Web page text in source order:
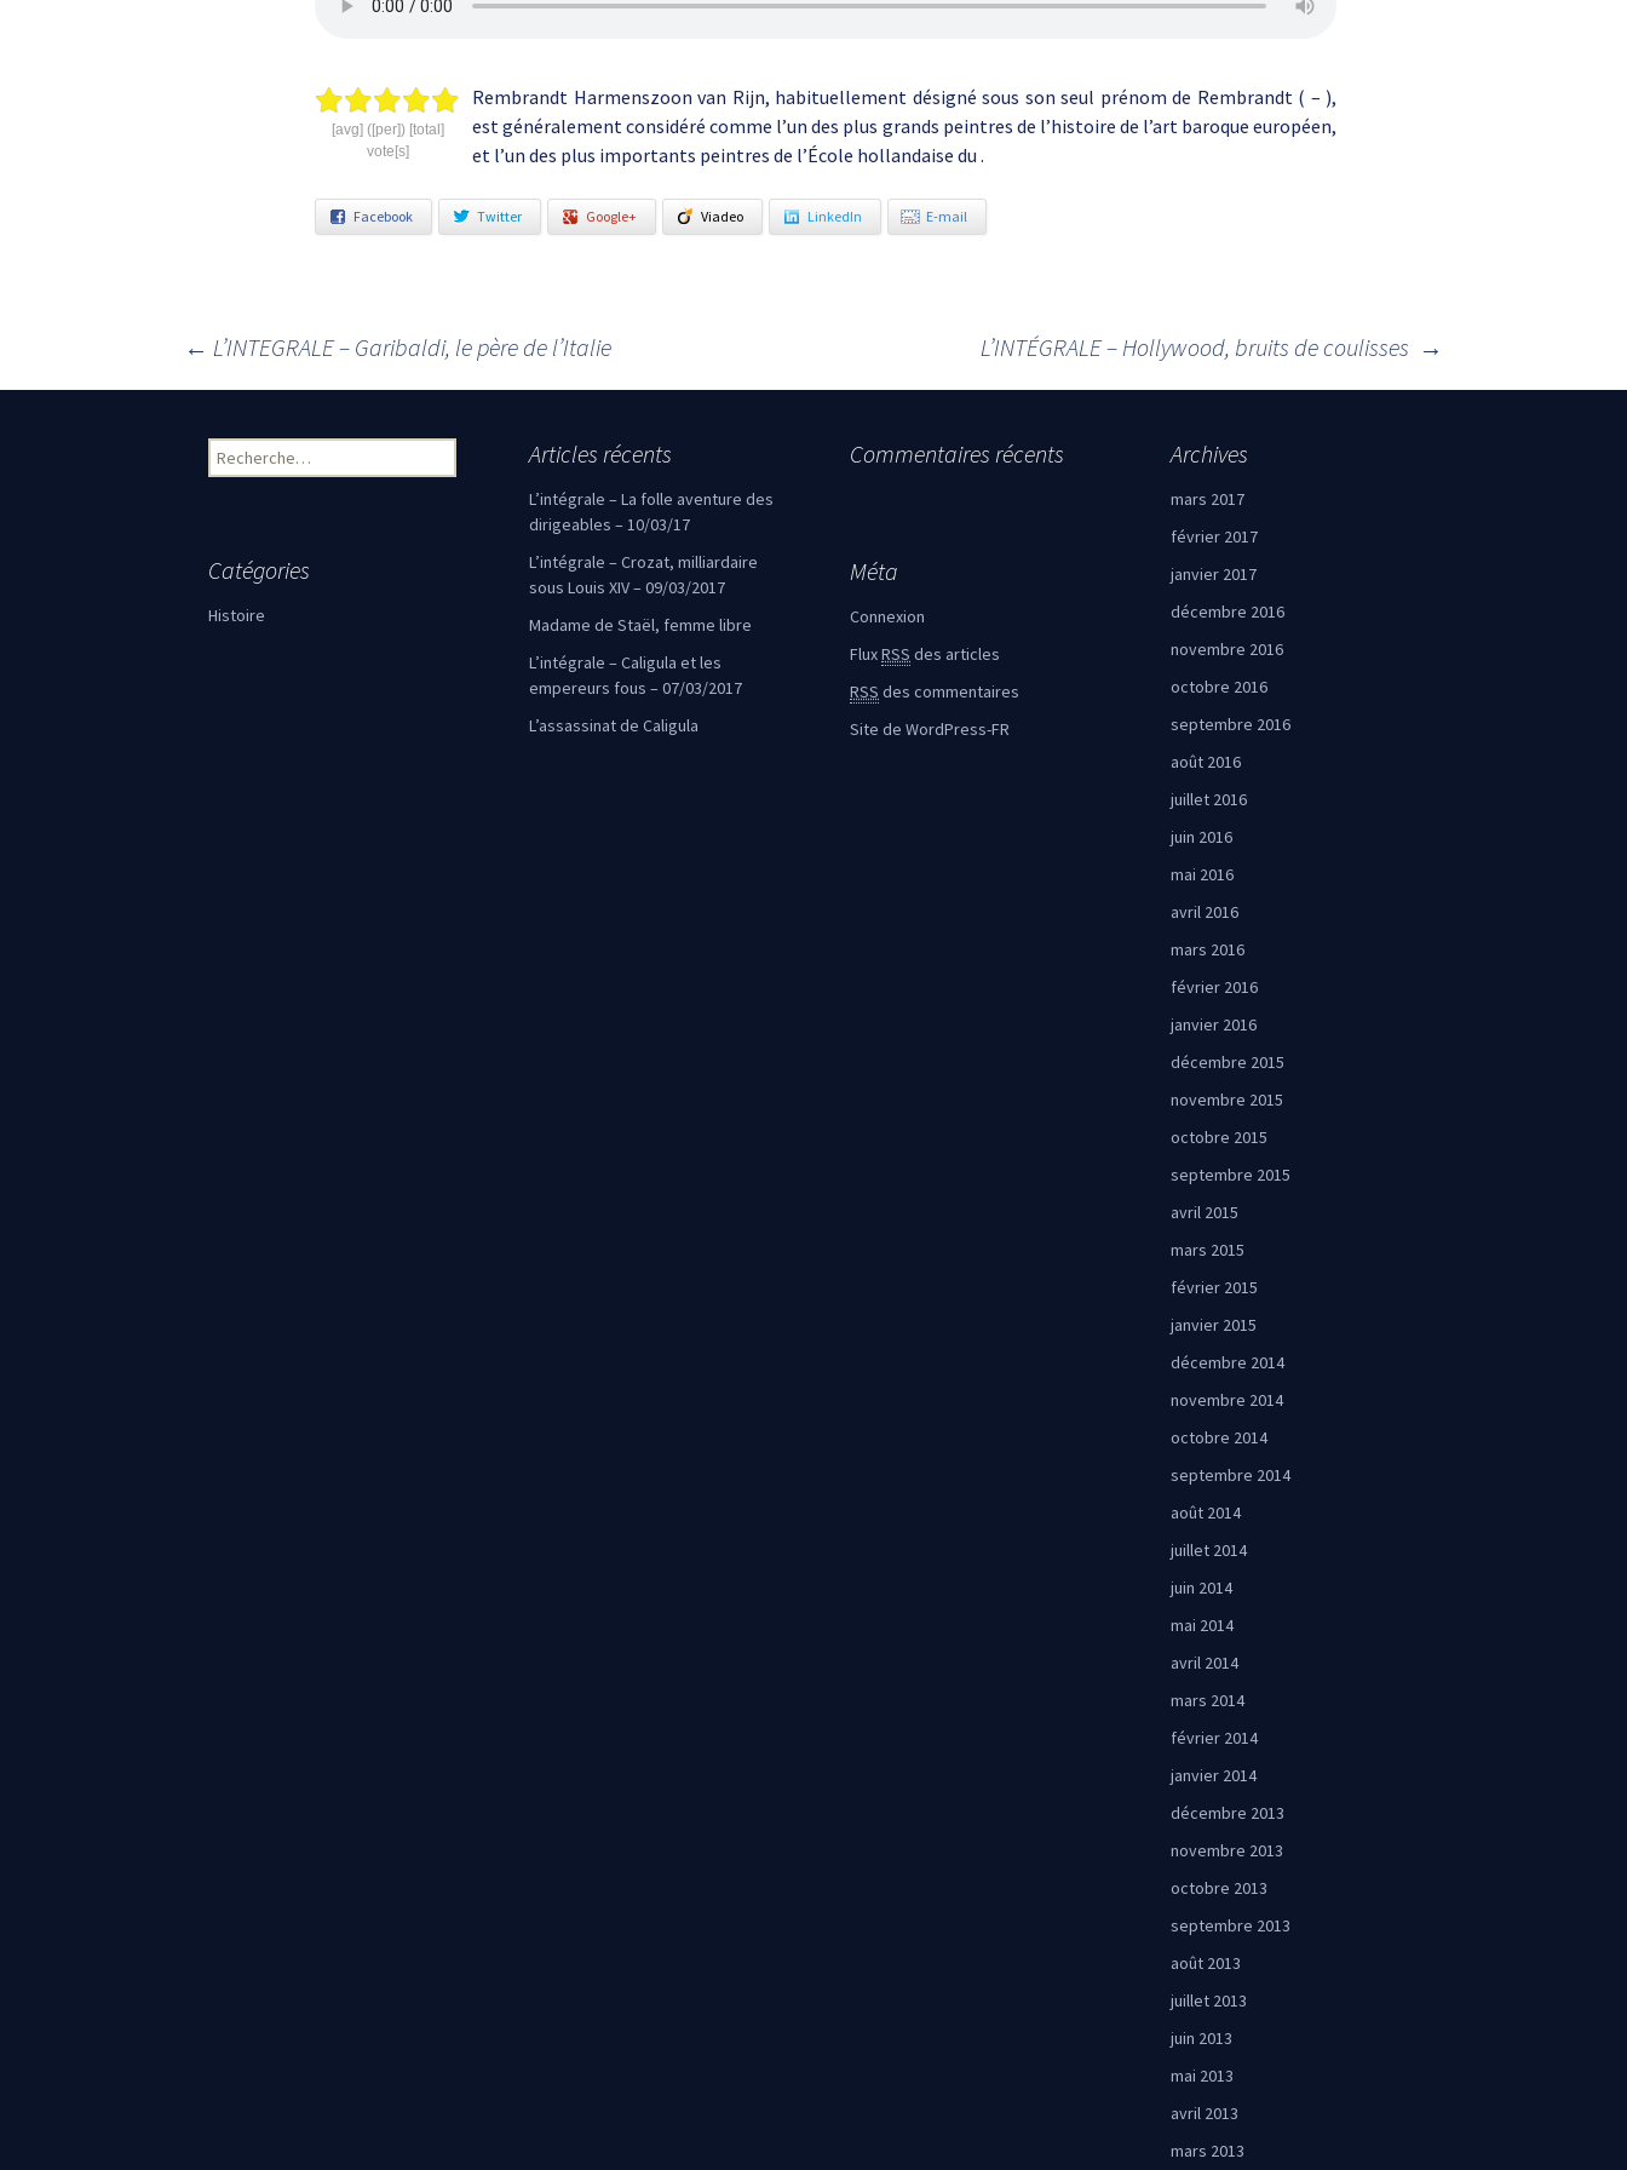
[avg] ([per]) [total]
vote[s]
Rembrandt Harmenszoon van Rijn, habituellement désigné sous son seul prénom de Rembrandt ( – ),
est généralement considéré comme l’un des plus grands peintres de l’histoire de l’art baroque européen,
et l’un des plus importants peintres de l’École hollandaise du .
Facebook Twitter Google+ Viadeo LinkedIn E-mail
Navigation des articles
← L’INTEGRALE – Garibaldi, le père de l’Italie L’INTÉGRALE – Hollywood, bruits de coulisses →
Rechercher : Articles récents
L’intégrale – La folle aventure des
dirigeables – 10/03/17
L’intégrale – Crozat, milliardaire
sous Louis XIV – 09/03/2017
Madame de Staël, femme libre
L’intégrale – Caligula et les
empereurs fous – 07/03/2017
L’assassinat de Caligula
Commentaires récents Archives
mars 2017
février 2017
janvier 2017
décembre 2016
novembre 2016
octobre 2016
septembre 2016
août 2016
juillet 2016
juin 2016
mai 2016
avril 2016
mars 2016
février 2016
janvier 2016
décembre 2015
novembre 2015
octobre 2015
septembre 2015
avril 2015
mars 2015
février 2015
janvier 2015
décembre 2014
novembre 2014
octobre 2014
septembre 2014
août 2014
juillet 2014
juin 2014
mai 2014
avril 2014
mars 2014
février 2014
janvier 2014
décembre 2013
novembre 2013
octobre 2013
septembre 2013
août 2013
juillet 2013
juin 2013
mai 2013
avril 2013
mars 2013
Catégories
Histoire
Méta
Connexion
FluxRSS des articles
RSS des commentaires
Site de WordPress-FR